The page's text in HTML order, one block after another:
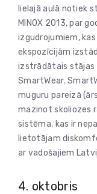
lielajā aulā notiek
MINOX 2013, par
izgudrojumiem,
ekspozīcijām
izstrādātais stājas
SmartWear.
muguru pareizā
mazinot skoliozes
sistēma, kas ir
lietotājam
ar vadošajiem
4. oktobris